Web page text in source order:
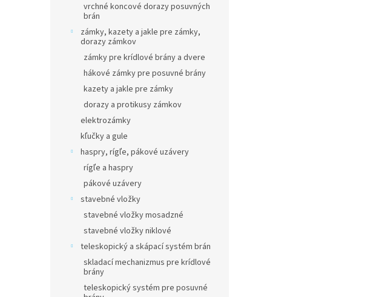
vrchné koncové dorazy posuvných
brán
zámky, kazety a jakle pre zámky,
dorazy zámkov
zámky pre krídlové brány a dvere
hákové zámky pre posuvné brány
kazety a jakle pre zámky
dorazy a protikusy zámkov
elektrozámky
kľučky a gule
haspry, rígľe, pákové uzávery
rígľe a haspry
pákové uzávery
stavebné vložky
stavebné vložky mosadzné
stavebné vložky niklové
teleskopický a skápací systém brán
skladací mechanizmus pre krídlové
brány
teleskopický systém pre posuvné